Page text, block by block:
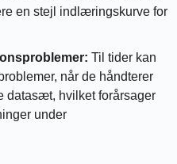
en stejl indlæringskurve for
Til tider kan
når de håndterer
datasæt, hvilket forårsager
under